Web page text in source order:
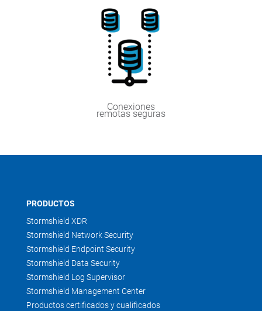
Conexiones
remotas seguras
PRODUCTOS
Stormshield XDR
Stormshield Network Security
Stormshield Endpoint Security
Stormshield Data Security
Stormshield Log Supervisor
Stormshield Management Center
Productos certificados y cualificados